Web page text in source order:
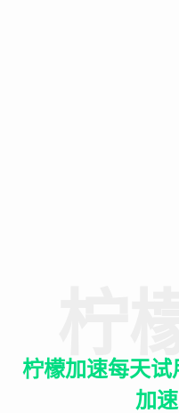
柠檬加速每天
加